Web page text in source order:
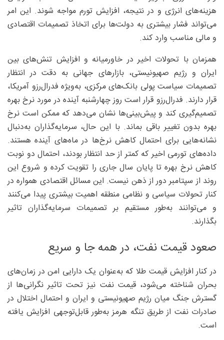
هزینه‌های انرژی و در نتیجه، افزایش تورم مواجه شوند. این امر
می‌تواند فشار بیشتری به دولت‌ها برای اتخاذ تصمیمات اقتصادی
و مالی مناسب وارد کند.
همزمان با تحولات اخیر در خاورمیانه و افزایش تنش‌های بین
ایران و رژیم صهیونیستی، بازارهای جهانی به دقت در انتظار
تصمیمات سیاست پولی بانک‌های مرکزی، به‌ویژه فدرال‌رزو آمریکا،
قرار دارند. فدرال‌رزو قرار است روز چهارشنبه آینده در مورد نرخ بهره
تصمیم‌گیری کند و پیش‌بینی‌ها نشان می‌دهد که ممکن است نرخ
بهره بدون تغییر باقی بماند. با این حال، سرمایه‌گذاران به‌دنبال
نشانه‌هایی برای احتمال کاهش نرخ‌ها در ماه‌های آینده هستند.
داده‌های تورمی اخیر که کمتر از حد انتظار بودند، احتمال دو نوبت
کاهش نرخ بهره تا پایان سال جاری را تقویت کرده و شروع این
روند از سپتامبر دور از ذهن نیست. این مسائل اقتصادی همواره در
کنار تحولات سیاسی و نظامی منطقه اهمیت بیشتری پیدا می‌کنند
و می‌توانند به‌طور مستقیم بر تصمیمات سرمایه‌گذاران تاثیر
بگذارند.
صعود قیمت نفت، در همه جا و سریع
در کنار افزایش قیمت طلا که به‌عنوان یک دارایی امن در زمان‌های
بحران شناخته می‌شود، قیمت نفت نیز تحت تاثیر نگرانی‌ها از
گسترش جنگ میان رژیم صهیونیستی و ایران و احتمال اختلال در
صادرات نفت از طریق تنگه هرمز به‌طور قابل‌توجهی افزایش یافته
است.